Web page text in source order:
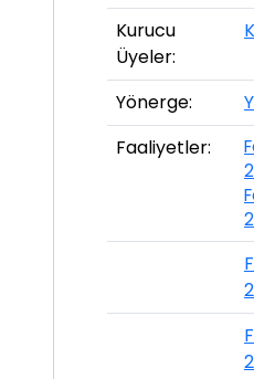
Kurucu
Üyeler:
Yönerge:
Faaliyetler: